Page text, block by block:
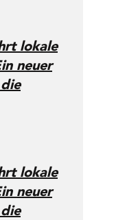
lokale
neuer
lokale
neuer